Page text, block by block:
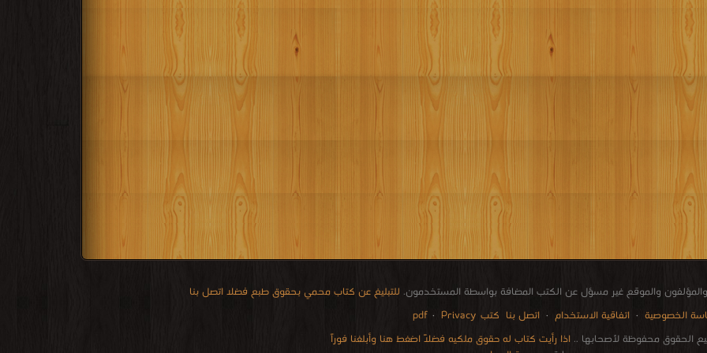
والموقع غير مسؤل عن الكتب المضافة بواسطة المستخدمون. للتبليغ عن كتاب محمي بحقوق طبع فضلا اتصل بنا
الخصوصية · اتفاقية الاستخدام · اتصل بنا كتب pdf · Privacy
الحقوق محفوظة لأصحابها ..اذا رأيت كتاب له حقوق ملكيه فضلاً اضغط هنا وأبلغنا فوراً